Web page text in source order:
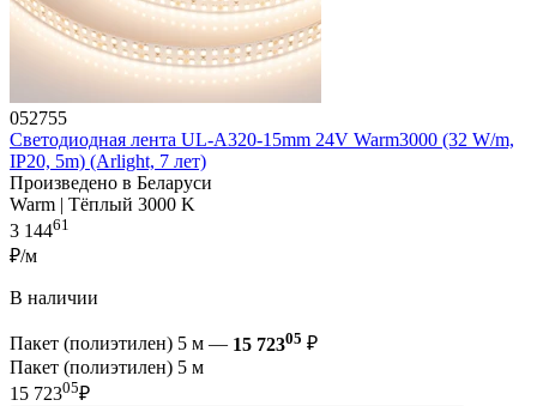
052755
Светодиодная лента UL-A320-15mm 24V Warm3000 (32 W/m,
IP20, 5m) (Arlight, 7 лет)
Произведено в Беларуси
Warm | Тёплый 3000 K
3 14461
₽/м
В наличии
Пакет (полиэтилен) 5 м — 15 72305 ₽
Пакет (полиэтилен) 5 м
15 72305₽